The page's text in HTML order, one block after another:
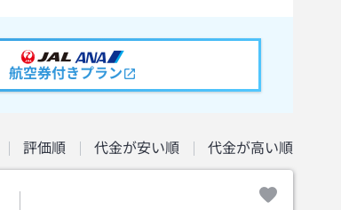
航空券付きプラン
評価順 代金が安い順 代金が高い順